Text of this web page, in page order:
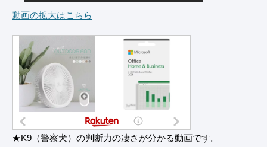
動画の拡大はこちら
★K9（警察犬）の判断力の凄さが分かる動画です。